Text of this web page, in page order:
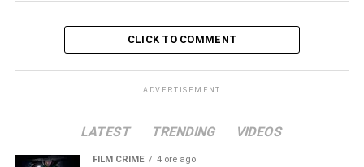
CLICK TO COMMENT
ADVERTISEMENT
LATEST TRENDING VIDEOS
FILM CRIME 4 ore ago